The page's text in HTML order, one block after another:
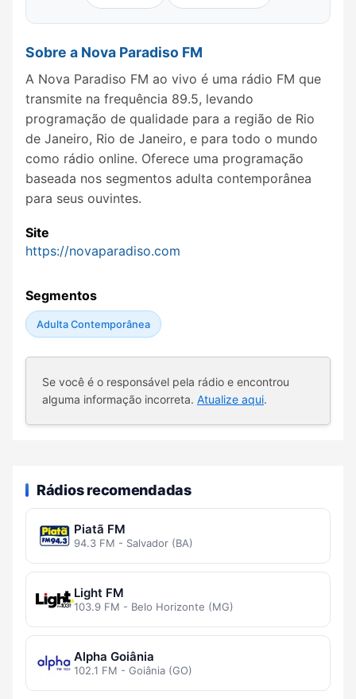
Sobre a Nova Paradiso FM
A Nova Paradiso FM ao vivo é uma rádio FM que
transmite na frequência 89.5, levando
programação de qualidade para a região de Rio
de Janeiro, Rio de Janeiro, e para todo o mundo
como rádio online. Oferece uma programação
baseada nos segmentos adulta contemporânea
para seus ouvintes.
Site
https://novaparadiso.com
Segmentos
Adulta Contemporânea
Se você é o responsável pela rádio e encontrou
alguma informação incorreta. Atualize aqui.
Rádios recomendadas
Piatã FM
94.3 FM - Salvador (BA)
Light FM
103.9 FM - Belo Horizonte (MG)
Alpha Goiânia
102.1 FM - Goiânia (GO)